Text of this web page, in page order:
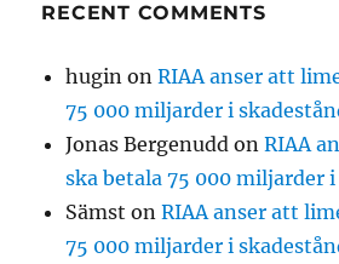
RECENT COMMENTS
hugin onRIAA anser att
75 000 miljarder i
Jonas Bergenudd onRIAA
ska betala 75 000 miljarder
Sämst onRIAA anser att
75 000 miljarder i